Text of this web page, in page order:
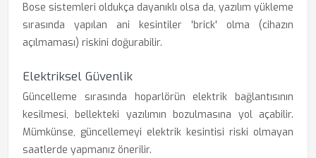
Bose sistemleri oldukça dayanıklı olsa da, yazılım yükleme
sırasında yapılan ani kesintiler 'brick' olma (cihazın
açılmaması) riskini doğurabilir.
Elektriksel Güvenlik
Güncelleme sırasında hoparlörün elektrik bağlantısının
kesilmesi, bellekteki yazılımın bozulmasına yol açabilir.
Mümkünse, güncellemeyi elektrik kesintisi riski olmayan
saatlerde yapmanız önerilir.